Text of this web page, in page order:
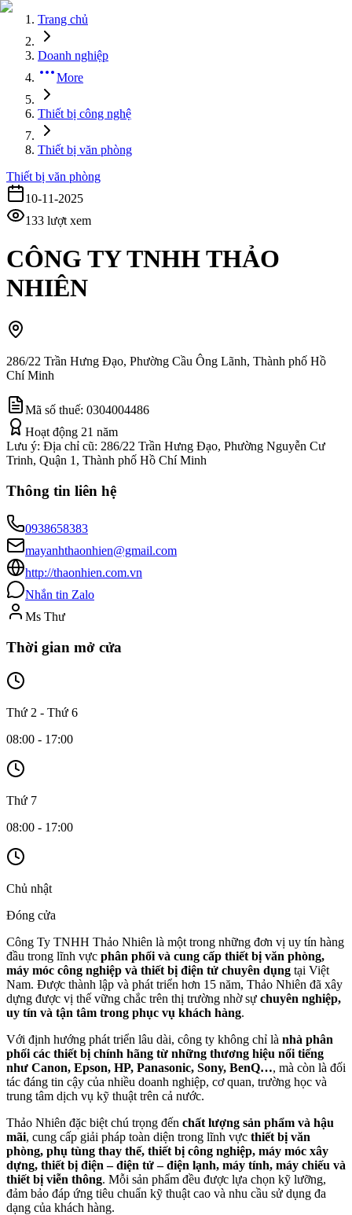
Trang chủ
Doanh nghiệp
More
Thiết bị công nghệ
Thiết bị văn phòng
Thiết bị văn phòng
10-11-2025
133 lượt xem
CÔNG TY TNHH THẢO
NHIÊN
286/22 Trần Hưng Đạo, Phường Cầu Ông Lãnh, Thành phố Hồ
Chí Minh
Mã số thuế: 0304004486
Hoạt động 21 năm
Lưu ý: Địa chỉ cũ: 286/22 Trần Hưng Đạo, Phường Nguyễn Cư
Trinh, Quận 1, Thành phố Hồ Chí Minh
Thông tin liên hệ
0938658383
mayanhthaonhien@gmail.com
http://thaonhien.com.vn
Nhắn tin Zalo
Ms Thư
Thời gian mở cửa
Thứ 2 - Thứ 6
08:00 - 17:00
Thứ 7
08:00 - 17:00
Chủ nhật
Đóng cửa
Công Ty TNHH Thảo Nhiên là một trong những đơn vị uy tín hàng
đầu trong lĩnh vực phân phối và cung cấp thiết bị văn phòng,
máy móc công nghiệp và thiết bị điện tử chuyên dụng tại Việt
Nam. Được thành lập và phát triển hơn 15 năm, Thảo Nhiên đã xây
dựng được vị thế vững chắc trên thị trường nhờ sự chuyên nghiệp,
uy tín và tận tâm trong phục vụ khách hàng.
Với định hướng phát triển lâu dài, công ty không chỉ là nhà phân
phối các thiết bị chính hãng từ những thương hiệu nổi tiếng
như Canon, Epson, HP, Panasonic, Sony, BenQ…, mà còn là đối
tác đáng tin cậy của nhiều doanh nghiệp, cơ quan, trường học và
trung tâm dịch vụ kỹ thuật trên cả nước.
Thảo Nhiên đặc biệt chú trọng đến chất lượng sản phẩm và hậu
mãi, cung cấp giải pháp toàn diện trong lĩnh vực thiết bị văn
phòng, phụ tùng thay thế, thiết bị công nghiệp, máy móc xây
dựng, thiết bị điện – điện tử – điện lạnh, máy tính, máy chiếu và
thiết bị viễn thông. Mỗi sản phẩm đều được lựa chọn kỹ lưỡng,
đảm bảo đáp ứng tiêu chuẩn kỹ thuật cao và nhu cầu sử dụng đa
dạng của khách hàng.